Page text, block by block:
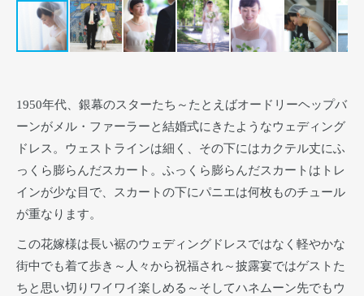
1950年代、銀幕のスターたち～たとえばオードリーヘップバ
ーンがメル・ファーラーと結婚式にきたようなウェディング
ドレス。ウェストラインは細く、その下にはカクテル丈にふ
っくら膨らんだスカート。ふっくら膨らんだスカートはトレ
インが少な目で、スカートの下にパニエは何枚ものチュール
が重なります。
この花嫁様は長い裾のウェディングドレスではなく軽やかな
街中でも着て歩き～人々から祝福され～披露宴ではゲストた
ちと思い切りワイワイ楽しめる～そしてハネムーン先でもウ